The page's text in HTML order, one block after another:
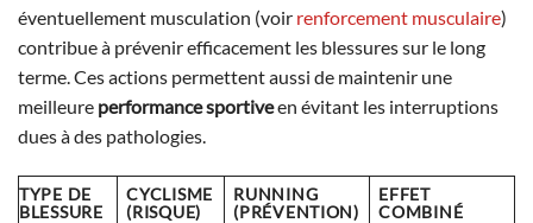
éventuellement musculation (voir renforcement musculaire)
contribue à prévenir efficacement les blessures sur le long
terme. Ces actions permettent aussi de maintenir une
meilleure performance sportiveen évitant les interruptions
dues à des pathologies.
TYPE DE
BLESSURE
CYCLISME
(RISQUE)
RUNNING
(PRÉVENTION)
EFFET
COMBINÉ